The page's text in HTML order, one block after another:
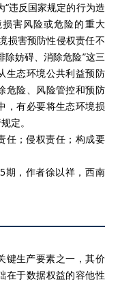
“违反国家规定的行为造
害风险或危险的重大
损害预防性侵权责任不
除妨碍、消除危险”这三
生态环境公共利益预防
危险、风险管控和预防
，有必要将生态环境损
定。
任；侵权责任；构成要
期，作者徐以祥，西南
键生产要素之一，其价
在于数据权益的容他性